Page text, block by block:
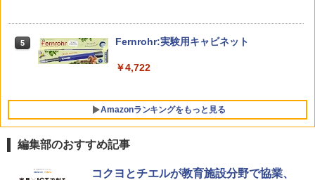
￥1,430
5
くもん出版(KUMON PUBLISHING) ロジ
上 KUMON LK-10
5 Fernrohr:実験用キャビネット
￥4,722
Amazonランキングをもっと見る
編集部のおすすめ記事
コクヨとチエルが教育施設分野で協業、